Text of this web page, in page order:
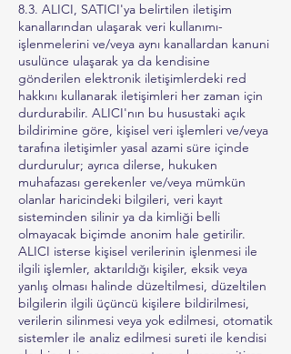
8.3. ALICI, SATICI'ya belirtilen iletişim
kanallarından ulaşarak veri kullanımı-
işlenmelerini ve/veya aynı kanallardan kanuni
usulünce ulaşarak ya da kendisine
gönderilen elektronik iletişimlerdeki red
hakkını kullanarak iletişimleri her zaman için
durdurabilir. ALICI'nın bu husustaki açık
bildirimine göre, kişisel veri işlemleri ve/veya
tarafına iletişimler yasal azami süre içinde
durdurulur; ayrıca dilerse, hukuken
muhafazası gerekenler ve/veya mümkün
olanlar haricindeki bilgileri, veri kayıt
sisteminden silinir ya da kimliği belli
olmayacak biçimde anonim hale getirilir.
ALICI isterse kişisel verilerinin işlenmesi ile
ilgili işlemler, aktarıldığı kişiler, eksik veya
yanlış olması halinde düzeltilmesi, düzeltilen
bilgilerin ilgili üçüncü kişilere bildirilmesi,
verilerin silinmesi veya yok edilmesi, otomatik
sistemler ile analiz edilmesi sureti ile kendisi